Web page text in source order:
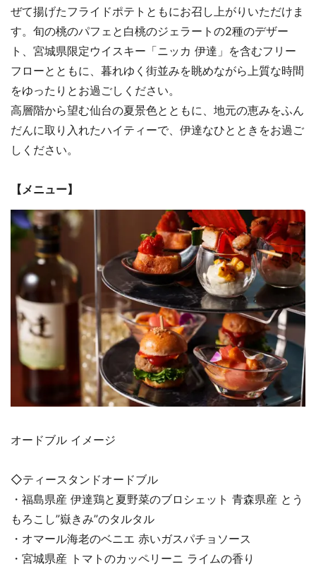
ぜて揚げたフライドポテトともにお召し上がりいただけま
す。旬の桃のパフェと白桃のジェラートの2種のデザー
ト、宮城県限定ウイスキー「ニッカ 伊達」を含むフリー
フローとともに、暮れゆく街並みを眺めながら上質な時間
をゆったりとお過ごしください。
高層階から望む仙台の夏景色とともに、地元の恵みをふん
だんに取り入れたハイティーで、伊達なひとときをお過ご
しください。
【メニュー】
オードブル イメージ
◇ティースタンドオードブル
・福島県産 伊達鶏と夏野菜のブロシェット 青森県産 とう
もろこし”嶽きみ”のタルタル
・オマール海老のベニエ 赤いガスパチョソース
・宮城県産 トマトのカッペリーニ ライムの香り